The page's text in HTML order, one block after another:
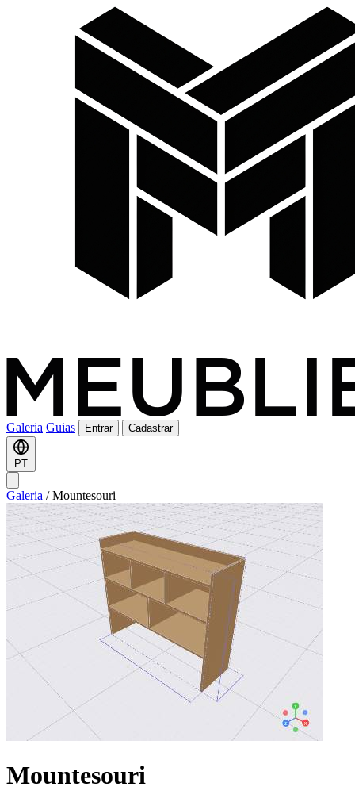
Galeria Guias Entrar Cadastrar
PT
Galeria / Mountesouri
Mountesouri